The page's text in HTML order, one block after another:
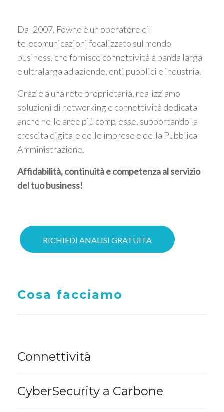
Dal 2007, Fowhe è un operatore di
telecomunicazioni focalizzato sul mondo
business, che fornisce connettività a banda larga
e ultralarga ad aziende, enti pubblici e industria.
Grazie a una rete proprietaria, realizziamo
soluzioni di networking e connettività dedicata
anche nelle aree più complesse, supportando la
crescita digitale delle imprese e della Pubblica
Amministrazione.
Affidabilità, continuità e competenza al servizio
del tuo business!
RICHIEDI ANALISI GRATUITA
Cosa facciamo
Connettività
CyberSecurity a Carbone